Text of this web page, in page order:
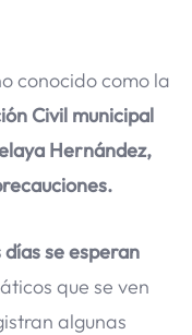
conocido como la
Civil municipal
Hernández,
se esperan
que se ven
algunas